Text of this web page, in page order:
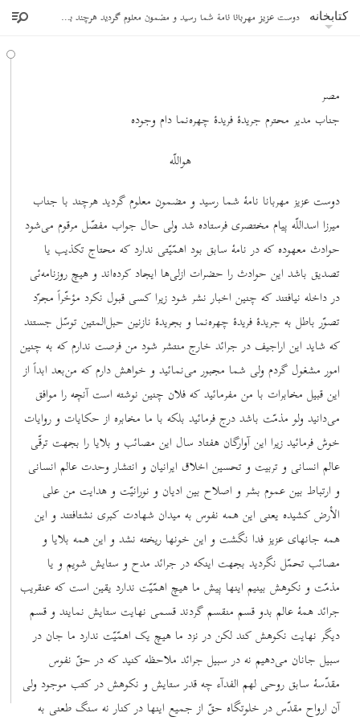
کتابخانه دوست عزیز مهربانا نامۀ شما رسید و مضمون معلوم گردید هرچند با جناب میرزا اسداللّه پیام مختصری فرستاده شد
مصر
جناب مدیر محترم جریدۀ فریدۀ چهره‌نما دام وجوده
هواللّه
دوست عزیز مهربانا نامۀ شما رسید و مضمون معلوم گردید هرچند با جناب
میرزا اسداللّه پیام مختصری فرستاده شد ولی حال جواب مفصّل مرقوم می‌شود
حوادث معهوده که در نامۀ سابق بود اهمّیّتی ندارد که محتاج تکذیب یا
تصدیق باشد این حوادث را حضرات ازلی‌ها ایجاد کرده‌اند و هیچ روزنامه‌ئی
در داخله نیافتند که چنین اخبار نشر شود زیرا کسی قبول نکرد مؤخّراً مجرّد
تصوّر باطل به جریدۀ فریدۀ چهره‌نما و بجریدۀ نازنین حبل‌المتین توسّل جستند
که شاید این اراجیف در جرائد خارج منتشر شود من فرصت ندارم که به چنین
امور مشغول گردم ولی شما مجبور می‌نمائید و خواهش دارم که من‌بعد ابداً از
این قبیل مخابرات با من مفرمائید که فلان چنین نوشته است آنچه را موافق
می‌دانید ولو مذمّت باشد درج فرمائید بلکه با ما مخابره از حکایات و روایات
خوش فرمائید زیرا این آوارگان هفتاد سال این مصائب و بلایا را بجهت ترقّی
عالم انسانی و تربیت و تحسین اخلاق ایرانیان و انتشار وحدت عالم انسانی
و ارتباط بین عموم بشر و اصلاح بین ادیان و نورانیّت و هدایت من علی
الأرض کشیده یعنی این همه نفوس به میدان شهادت کبری نشتافتند و این
همه جانهای عزیز فدا نگشت و این خونها ریخته نشد و این همه بلایا و
مصائب تحمّل نگردید بجهت اینکه در جرائد مدح و ستایش شویم و یا
مذمّت و نکوهش بینیم اینها پیش ما هیچ اهمّیّت ندارد یقین است که عنقریب
جرائد همۀ عالم بدو قسم منقسم گردند قسمی نهایت ستایش نمایند و قسم
دیگر نهایت نکوهش کند لکن در نزد ما هیچ یک اهمّیّت ندارد ما جان در
سبیل جانان می‌دهیم نه در سبیل جرائد ملاحظه کنید که در حقّ نفوس
مقدّسۀ سابق روحی لهم الفدآء چه ‌قدر ستایش و نکوهش در کتب موجود ولی
آن ارواح مقدّس در خلوتگاه حقّ از جمیع اینها در کنار نه سنگ طعنی به